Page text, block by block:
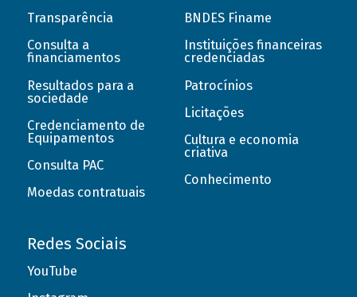
Transparência
Consulta a
financiamentos
Resultados para a
sociedade
Credenciamento de
Equipamentos
Consulta PAC
Moedas contratuais
BNDES Finame
Instituições financeiras
credenciadas
Patrocínios
Licitações
Cultura e economia
criativa
Conhecimento
Redes Sociais
YouTube